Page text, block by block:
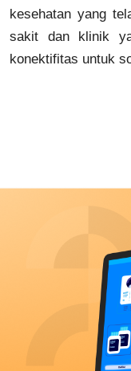
kesehatan yang
sakit dan klinik
konektifitas untuk